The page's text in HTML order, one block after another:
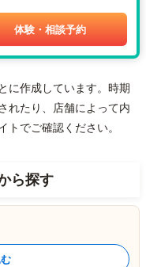
体験・相談予約
に作成しています。時期
れたり、店舗によって内
でご確認ください。
ら探す